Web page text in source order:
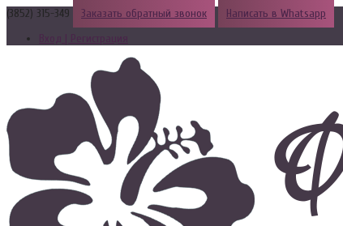
(3852) 315-349 Заказать обратный звонок
Написать в Whatsapp
Вход | Регистрация